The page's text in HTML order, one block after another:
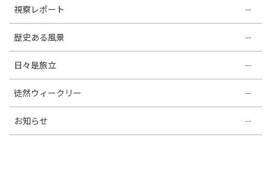
視察レポート
歴史ある風景
日々是旅立
徒然ウィークリー
お知らせ